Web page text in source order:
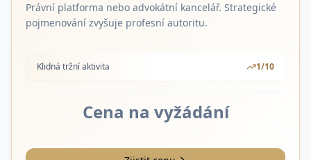
Právní platforma nebo advokátní kancelář. Strategické
pojmenování zvyšuje profesní autoritu.
Klidná tržní aktivita 1/10
Cena na vyžádání